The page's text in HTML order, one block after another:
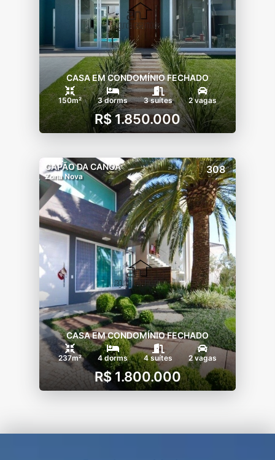
CASA EM CONDOMÍNIO FECHADO
150m² 3 dorms 3 suítes 2 vagas
R$ 1.850.000
CAPÃO DA CANOA
Zona Nova
308
CASA EM CONDOMÍNIO FECHADO
237m² 4 dorms 4 suítes 2 vagas
R$ 1.800.000